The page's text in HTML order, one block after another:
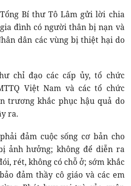
Bí thư Tô Lâm gửi lời chia
đình có người thân bị nạn và
dân các vùng bị thiệt hại do
chỉ đạo các cấp ủy, tổ chức
Việt Nam và các tổ chức
trương khắc phục hậu quả do
ra.
đảm cuộc sống cơ bản cho
ảnh hưởng; không để diễn ra
rét, không có chỗ ở; sớm khắc
đảm thầy cô giáo và các em